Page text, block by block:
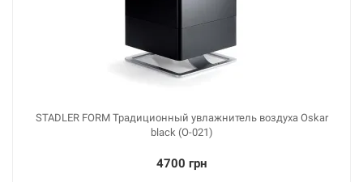
STADLER FORM Традиционный увлажнитель воздуха Oskar
black (O-021)
4700 грн